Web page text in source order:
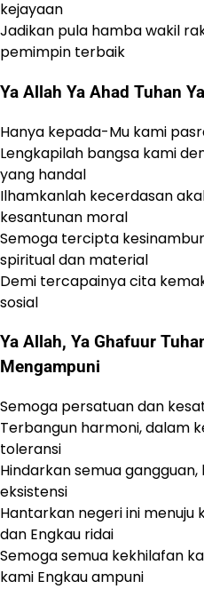
kejayaan
Jadikan pula hamba wakil
pemimpin terbaik
Ya Allah Ya Ahad Tuhan
Hanya kepada-Mu kami
Lengkapilah bangsa kami
yang handal
Ilhamkanlah kecerdasan
kesantunan moral
Semoga tercipta
spiritual dan material
Demi tercapainya cita
sosial
Ya Allah, Ya Ghafuur
Mengampuni
Semoga persatuan dan
Terbangun harmoni, dalam
toleransi
Hindarkan semua
eksistensi
Hantarkan negeri ini menuju
dan Engkau ridai
Semoga semua kekhilafan
kami Engkau ampuni